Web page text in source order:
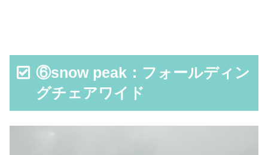
⑥snow peak：フォールディン
グチェアワイド